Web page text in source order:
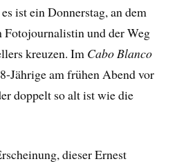
ist ein Donnerstag, an dem
Fotojournalistin und der Weg
kreuzen. Im Cabo Blanco
Jährige am frühen Abend vor
doppelt so alt ist wie die
dieser Ernest